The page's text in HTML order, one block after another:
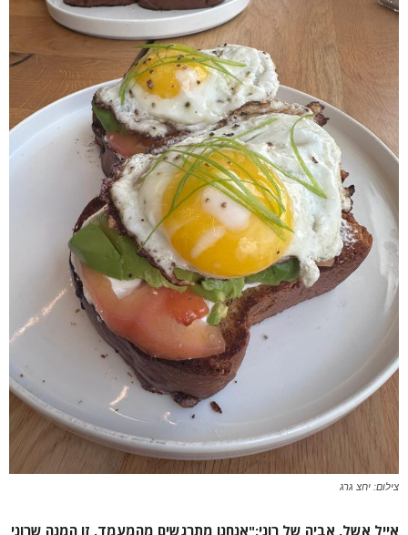
צילום: יחצ גרג
אייל אשל, אביה של רוני:"אנחנו מתרגשים מהמעמד. זו המנה שרוני